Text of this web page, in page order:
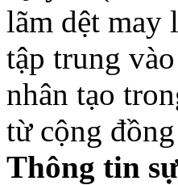
lãm dệt may
tập trung
nhân tạo
từ cộng
Thông tin